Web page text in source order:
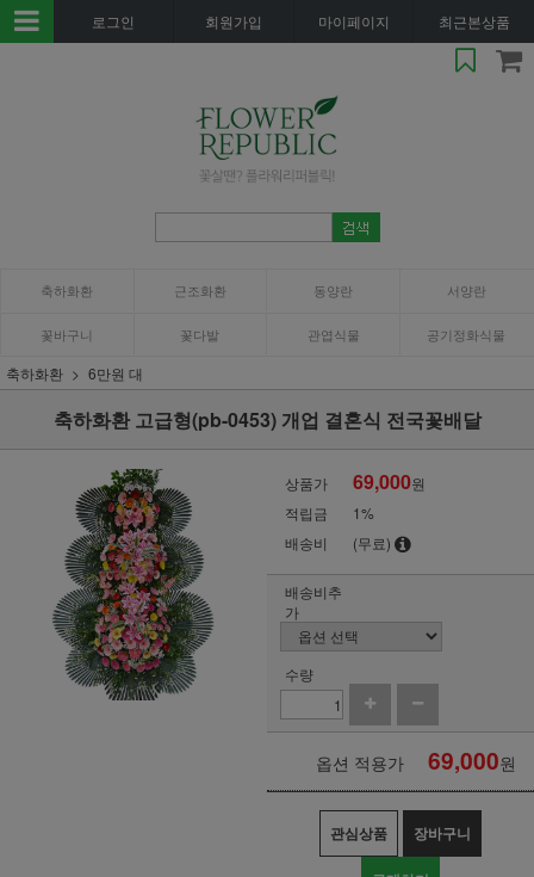
로그인 회원가입 마이페이지 최근본상품
축하화환 근조화환 동양란 서양란
꽃바구니 꽃다발 관엽식물 공기정화식물
축하화환 6만원 대
축하화환 고급형(pb-0453) 개업 결혼식 전국꽃배달
상품가 69,000원
적립금
1%
배송비
(무료)
배송비추
가
수량
옵션 적용가 69,000원
관심상품 장바구니